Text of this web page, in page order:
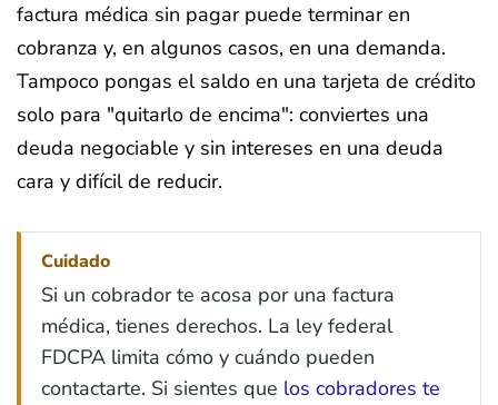
factura médica sin pagar puede terminar en
cobranza y, en algunos casos, en una demanda.
Tampoco pongas el saldo en una tarjeta de crédito
solo para "quitarlo de encima": conviertes una
deuda negociable y sin intereses en una deuda
cara y difícil de reducir.
Cuidado
Si un cobrador te acosa por una factura
médica, tienes derechos. La ley federal
FDCPA limita cómo y cuándo pueden
contactarte. Si sientes que los cobradores te